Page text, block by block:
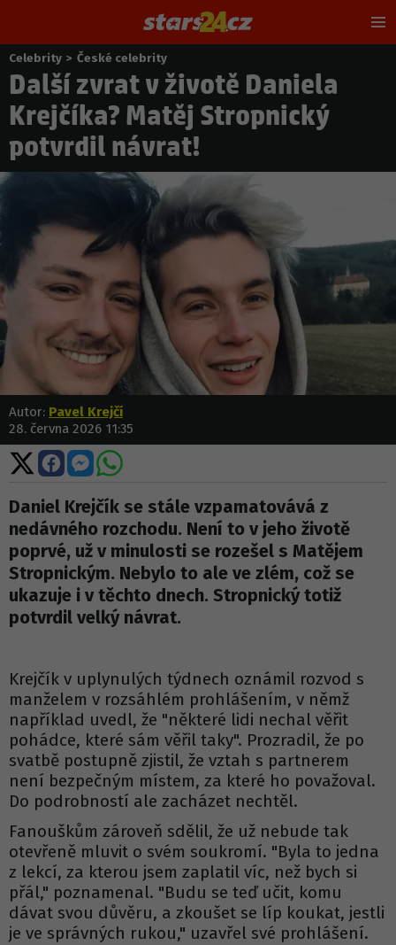
Nacházíte
se
zde:
Celebrity > České celebrity
Další zvrat v životě Daniela
Krejčíka? Matěj Stropnický
potvrdil návrat!
Autor: Pavel Krejčí
28. června 2026 11:35
Sdílet
na
X
Sdílet
na
Facebooku
Sdílet
na
Messengeru
Sdílet
WhatsApp
Daniel Krejčík se stále vzpamatovává z
nedávného rozchodu. Není to v jeho životě
poprvé, už v minulosti se rozešel s Matějem
Stropnickým. Nebylo to ale ve zlém, což se
ukazuje i v těchto dnech. Stropnický totiž
potvrdil velký návrat.
Krejčík v uplynulých týdnech oznámil rozvod s
manželem v rozsáhlém prohlášením, v němž
například uvedl, že "některé lidi nechal věřit
pohádce, které sám věřil taky". Prozradil, že po
svatbě postupně zjistil, že vztah s partnerem
není bezpečným místem, za které ho považoval.
Do podrobností ale zacházet nechtěl.
Fanouškům zároveň sdělil, že už nebude tak
otevřeně mluvit o svém soukromí. "Byla to jedna
z lekcí, za kterou jsem zaplatil víc, než bych si
přál," poznamenal. "Budu se teď učit, komu
dávat svou důvěru, a zkoušet se líp koukat, jestli
je ve správných rukou," uzavřel své prohlášení.